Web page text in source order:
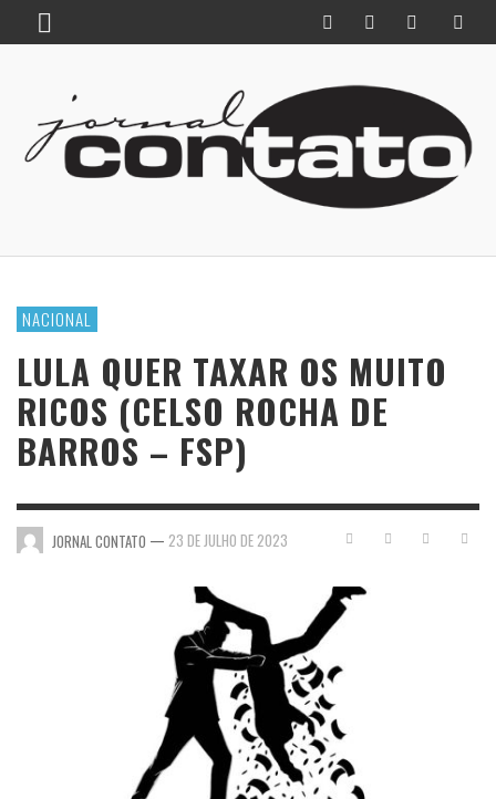
NACIONAL
LULA QUER TAXAR OS MUITO
RICOS (CELSO ROCHA DE
BARROS – FSP)
JORNAL CONTATO — 23 DE JULHO DE 2023